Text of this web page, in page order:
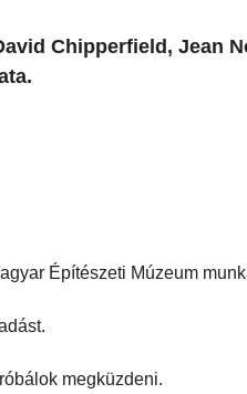
Chipperfield, Jean
Építészeti Múzeum
megküzdeni.